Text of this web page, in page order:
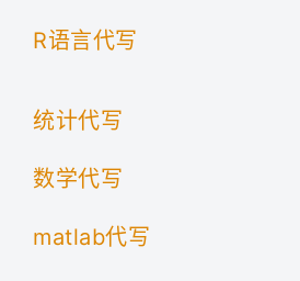
R语言代写
统计代写
数学代写
matlab代写